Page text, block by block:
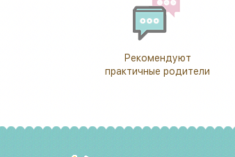
Рекомендуют
практичные родители